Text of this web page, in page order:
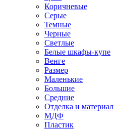
Коричневые
Серые
Темные
Черные
Светлые
Белые шкафы-купе
Венге
Размер
Маленькие
Большие
Средние
Отделка и материал
МДФ
Пластик